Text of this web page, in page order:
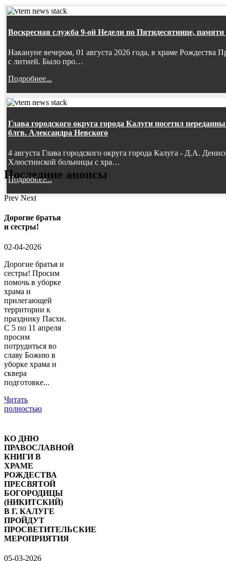
Воскресная служба 9-ой Недели по Пятидесятнице,
Накануне вечером, 01 августа 2026 года, в храме
с литией. Было про…
Подробнее...
Глава городского округа города Калуги посетил
блгв. Александра Невского
4 августа Глава городского округа города Калуга - Д.А.
Хлюстинской больницы с хра…
Подробнее...
Последние анонсы
Prev Next
Дорогие братья
и сестры!
02-04-2026
Дорогие братья и
сестры! Просим
помочь в уборке
храма и
прилегающей
территории к
празднику Пасхи.
С 5 по 11 апреля
просим
потрудиться во
славу Божию в
уборке храма и
сквера
подготовке...
Читать
полностью
КО ДНЮ
ПРАВОСЛАВНОЙ
КНИГИ В
ХРАМЕ
РОЖДЕСТВА
ПРЕСВЯТОЙ
БОГОРОДИЦЫ
(НИКИТСКИЙ)
В Г. КАЛУГЕ
ПРОЙДУТ
ПРОСВЕТИТЕЛЬСКИЕ
МЕРОПРИЯТИЯ
05-03-2026